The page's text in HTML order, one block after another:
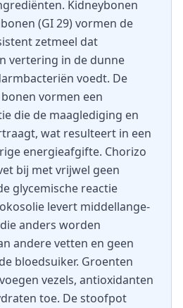
Kidneybonen
(GI 29) vormen de
zetmeel dat
vertering in de dunne
voedt. De
vormen een
die de maaglediging en
wat resulteert in een
energieafgifte. Chorizo
bij met vrijwel geen
glycemische reactie
levert middellange-
anders worden
andere vetten en geen
bloedsuiker. Groenten
vezels, antioxidanten
toe. De stoofpot